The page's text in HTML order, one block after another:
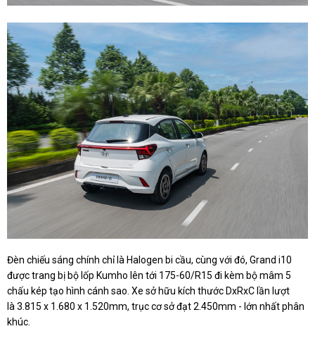
Đèn chiếu sáng chính chỉ là Halogen bi cầu, cùng với đó, Grand i10
được trang bị bộ lốp Kumho lên tới 175-60/R15 đi kèm bộ mâm 5
chấu kép tạo hình cánh sao. Xe sở hữu kích thước DxRxC lần lượt
là 3.815 x 1.680 x 1.520mm, trục cơ sở đạt 2.450mm - lớn nhất phân
khúc.